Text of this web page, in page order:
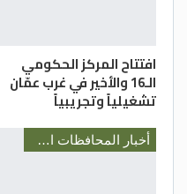
افتتاح المركز الحكومي
الـ16 والأخير في غرب عمّان
تشغيلياً وتجريبياً
أخبار المحافظات الأردنية